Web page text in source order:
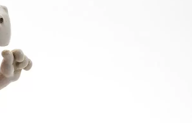
über 4 x 400 m bei den Baden-
sowie über 3 x 800 m bei den Deutschen
Anschließend wird in Garmisch-